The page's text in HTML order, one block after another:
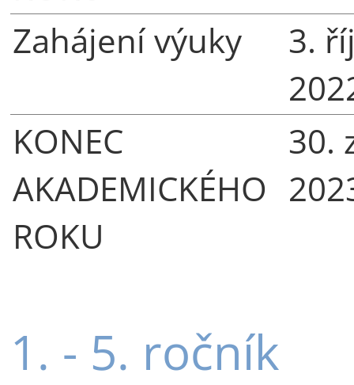
Zahájení výuky
3.
KONEC
AKADEMICKÉHO
ROKU
30.
1. - 5. ročník